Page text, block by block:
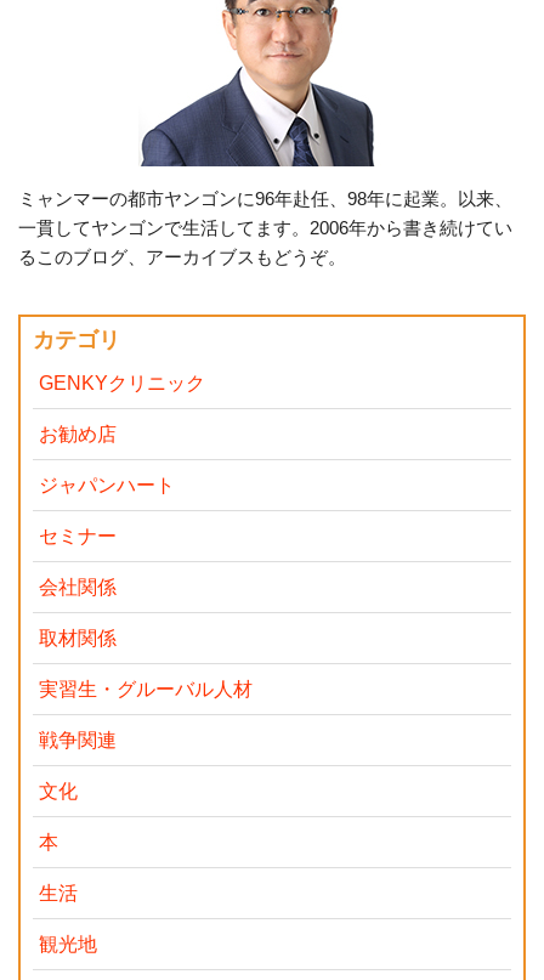
ミャンマーの都市ヤンゴンに96年赴任、98年に起業。以来、
一貫してヤンゴンで生活してます。2006年から書き続けてい
るこのブログ、アーカイブスもどうぞ。
カテゴリ
GENKYクリニック
お勧め店
ジャパンハート
セミナー
会社関係
取材関係
実習生・グルーバル人材
戦争関連
文化
本
生活
観光地